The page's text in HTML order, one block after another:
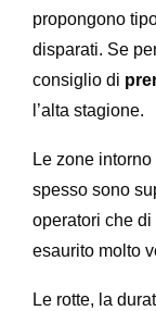
propongono
disparati. Se
consiglio di
l’alta stagione.
Le zone
spesso sono
operatori che
esaurito molto
Le rotte, la